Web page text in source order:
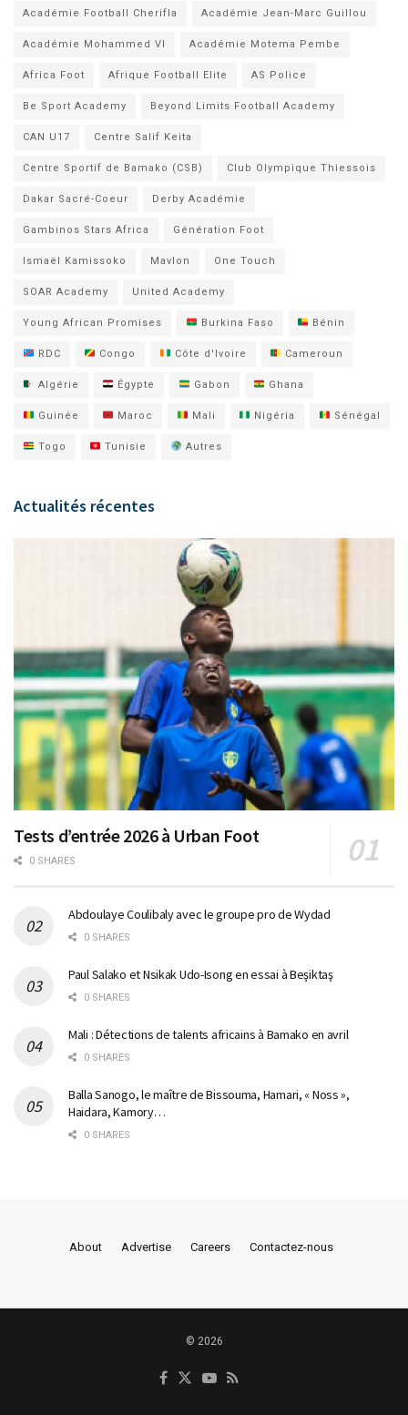
Académie Football Cherifla Académie Jean-Marc Guillou
Académie Mohammed VI Académie Motema Pembe
Africa Foot Afrique Football Elite AS Police
Be Sport Academy Beyond Limits Football Academy
CAN U17 Centre Salif Keita
Centre Sportif de Bamako (CSB) Club Olympique Thiessois
Dakar Sacré-Coeur Derby Académie
Gambinos Stars Africa Génération Foot
Ismaël Kamissoko Mavlon One Touch
SOAR Academy United Academy
Young African Promises Burkina Faso Bénin
RDC Congo Côte d'Ivoire Cameroun
Algérie Égypte Gabon Ghana
Guinée Maroc Mali Nigéria Sénégal
Togo Tunisie Autres
Actualités récentes
Tests d’entrée 2026 à Urban Foot
0 SHARES
Abdoulaye Coulibaly avec le groupe pro de Wydad
0 SHARES
Paul Salako et Nsikak Udo-Isong en essai à Beşiktaş
0 SHARES
Mali : Détections de talents africains à Bamako en avril
0 SHARES
Balla Sanogo, le maître de Bissouma, Hamari, « Noss »,
Haidara, Kamory…
0 SHARES
About Advertise Careers Contactez-nous
© 2026